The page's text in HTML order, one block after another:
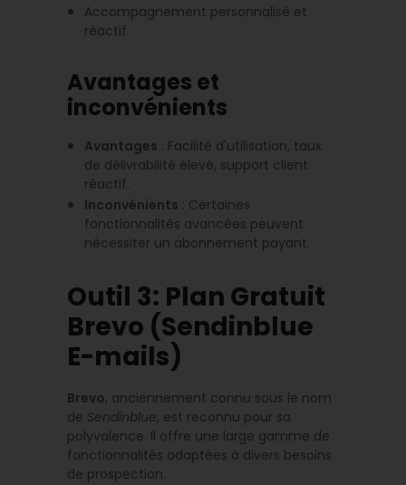
Accompagnement personnalisé et
réactif.
Avantages et
inconvénients
Avantages : Facilité d'utilisation, taux
de délivrabilité élevé, support client
réactif.
Inconvénients : Certaines
fonctionnalités avancées peuvent
nécessiter un abonnement payant.
Outil 3: Plan Gratuit
Brevo (Sendinblue
E-mails)
Brevo, anciennement connu sous le nom
de Sendinblue, est reconnu pour sa
polyvalence. Il offre une large gamme de
fonctionnalités adaptées à divers besoins
de prospection.